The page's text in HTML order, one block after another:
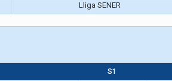
Lliga SENER
S1